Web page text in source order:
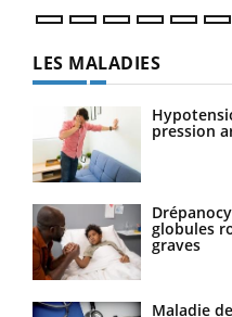
LES MALADIES
pression
globules
graves
Maladie